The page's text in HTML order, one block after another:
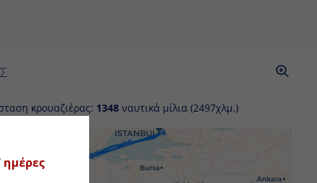
(CC6)
κρουαζιέρας: 1348ναυτικά μίλια (2497χλμ.)